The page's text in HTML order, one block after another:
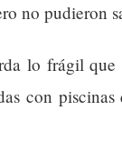
no pudieron
lo frágil
con